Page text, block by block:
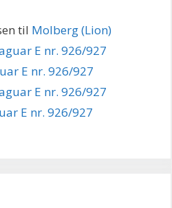
til Molberg (Lion)
E nr. 926/927
E nr. 926/927
E nr. 926/927
E nr. 926/927